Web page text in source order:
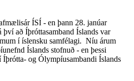
ÍSÍ - en þann 28. janúar
að Íþróttasamband Íslands var
í íslensku samfélagi. Níu árum
Íslands stofnuð - en þessi
Íþrótta- og Ólympíusambandi Íslands